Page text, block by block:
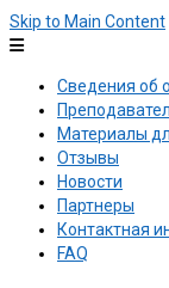
Skip to Main Content
Сведения об
Материалы
Отзывы
Новости
Партнеры
Контактная
FAQ